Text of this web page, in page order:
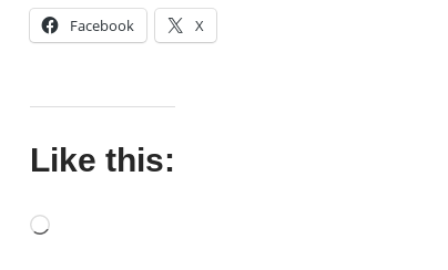
Facebook X
Like this: